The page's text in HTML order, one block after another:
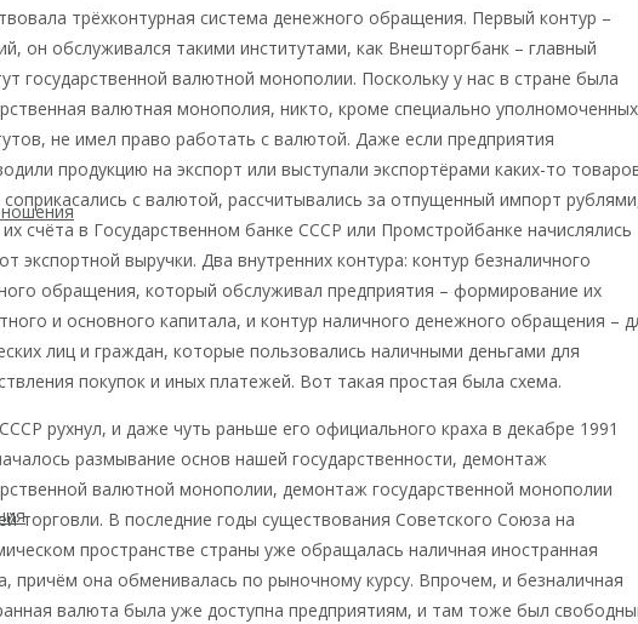
трёхконтурная система денежного обращения. Первый контур –
он обслуживался такими институтами, как Внешторгбанк – главный
государственной валютной монополии. Поскольку у нас в стране была
валютная монополия, никто, кроме специально уполномоченных
не имел право работать с валютой. Даже если предприятия
продукцию на экспорт или выступали экспортёрами каких-то
соприкасались с валютой, рассчитывались за отпущенный импорт
счёта в Государственном банке СССР или Промстройбанке начислялись
экспортной выручки. Два внутренних контура: контур безналичного
обращения, который обслуживал предприятия – формирование их
и основного капитала, и контур наличного денежного обращения –
лиц и граждан, которые пользовались наличными деньгами для
покупок и иных платежей. Вот такая простая была схема.
рухнул, и даже чуть раньше его официального краха в декабре 1991
размывание основ нашей государственности, демонтаж
валютной монополии, демонтаж государственной монополии
торговли. В последние годы существования Советского Союза на
пространстве страны уже обращалась наличная иностранная
причём она обменивалась по рыночному курсу. Впрочем, и безналичная
валюта была уже доступна предприятиям, и там тоже был